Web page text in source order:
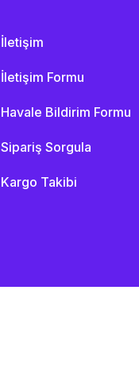
İletişim
İletişim Formu
Havale Bildirim Formu
Sipariş Sorgula
Kargo Takibi